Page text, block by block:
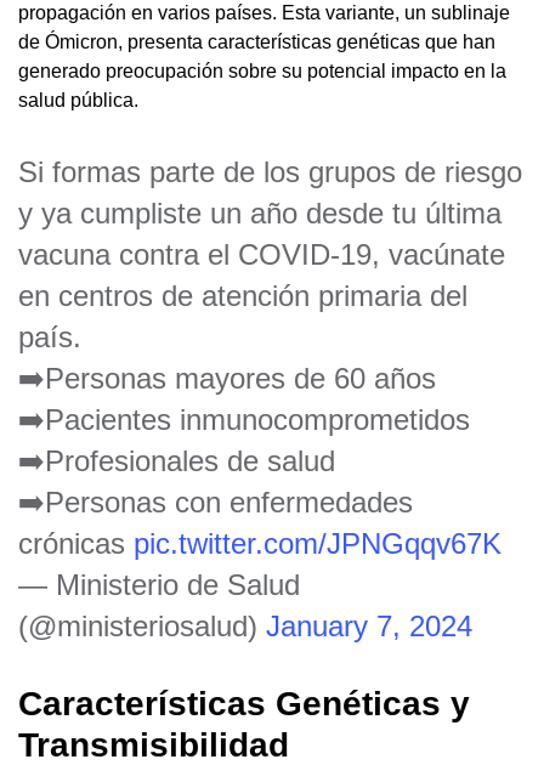
propagación en varios países. Esta variante, un sublinaje
de Ómicron, presenta características genéticas que han
generado preocupación sobre su potencial impacto en la
salud pública.
Si formas parte de los grupos de riesgo
y ya cumpliste un año desde tu última
vacuna contra el COVID-19, vacúnate
en centros de atención primaria del
país.
➡️Personas mayores de 60 años
➡️Pacientes inmunocomprometidos
➡️Profesionales de salud
➡️Personas con enfermedades
crónicas pic.twitter.com/JPNGqqv67K
— Ministerio de Salud
(@ministeriosalud) January 7, 2024
Características Genéticas y
Transmisibilidad